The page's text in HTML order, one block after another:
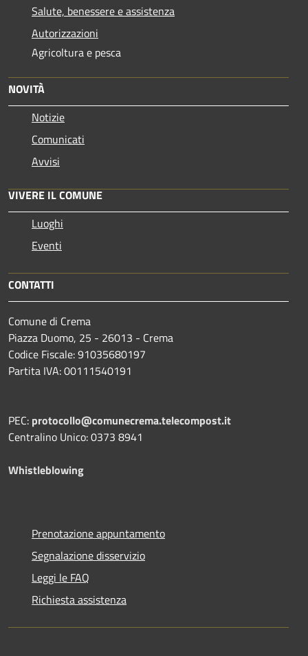
Salute, benessere e assistenza
Autorizzazioni
Agricoltura e pesca
NOVITÀ
Notizie
Comunicati
Avvisi
VIVERE IL COMUNE
Luoghi
Eventi
CONTATTI
Comune di Crema
Piazza Duomo, 25 - 26013 - Crema
Codice Fiscale: 91035680197
Partita IVA: 00111540191
PEC: protocollo@comunecrema.telecompost.it
Centralino Unico: 0373 8941
Whistleblowing
Prenotazione appuntamento
Segnalazione disservizio
Leggi le FAQ
Richiesta assistenza